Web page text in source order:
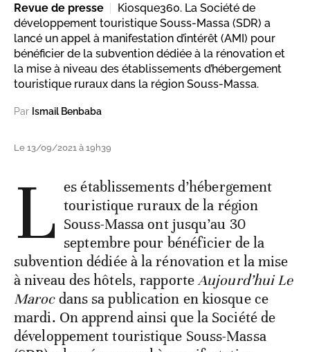
Revue de presse
Kiosque360. La Société de
développement touristique Souss-Massa (SDR) a
lancé un appel à manifestation d’intérêt (AMI) pour
bénéficier de la subvention dédiée à la rénovation et
la mise à niveau des établissements d’hébergement
touristique ruraux dans la région Souss-Massa.
Par Ismail Benbaba
Le 13/09/2021 à 19h39
L es établissements d’hébergement
touristique ruraux de la région
Souss-Massa ont jusqu’au 30
septembre pour bénéficier de la
subvention dédiée à la rénovation et la mise
à niveau des hôtels, rapporteAujourd’hui Le
Marocdans sa publication en kiosque ce
mardi. On apprend ainsi que la Société de
développement touristique Souss-Massa